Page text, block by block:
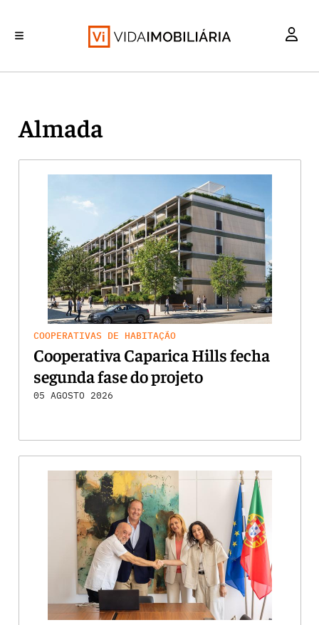
Almada
COOPERATIVAS DE HABITAÇÃO
Cooperativa Caparica Hills fecha
segunda fase do projeto
05 AGOSTO 2026